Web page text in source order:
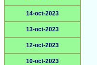
14-oct-2023
13-oct-2023
12-oct-2023
10-oct-2023